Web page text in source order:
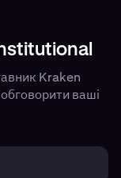
Kraken
ваші